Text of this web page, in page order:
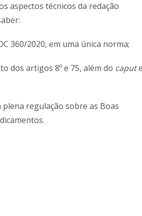
aspectos técnicos da redação
360/2020, em uma única norma;
dos artigos 8º e 75, além do caput
regulação sobre as Boas